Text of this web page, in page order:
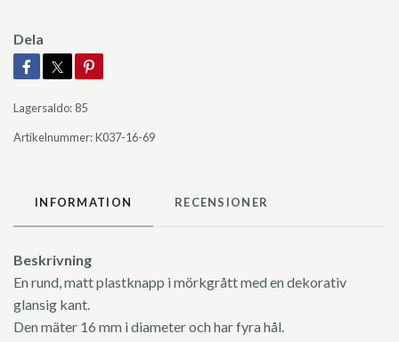
Dela
Lagersaldo: 85
Artikelnummer:K037-16-69
INFORMATION RECENSIONER
Beskrivning
En rund, matt plastknapp i mörkgrått med en dekorativ
glansig kant.
Den mäter 16 mm i diameter och har fyra hål.